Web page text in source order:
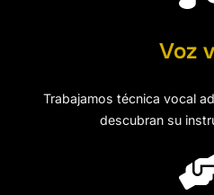
Voz
Trabajamos técnica vocal
descubran su